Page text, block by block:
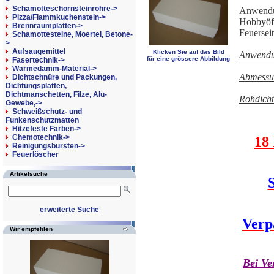
Schamotteschornsteinrohre->
Pizza/Flammkuchenstein->
Brennraumplatten->
Schamottesteine, Moertel, Betone-
>
Aufsaugemittel
Fasertechnik->
Wärmedämm-Material->
Dichtschnüre und Packungen,
Dichtungsplatten,
Dichtmanschetten, Filze, Alu-
Gewebe,->
Schweißschutz- und
Funkenschutzmatten
Hitzefeste Farben->
Chemotechnik->
Reinigungsbürsten->
Feuerlöscher
Artikelsuche
erweiterte Suche
Wir empfehlen
Klicken Sie auf das Bild
für eine grössere Abbildung
Bei